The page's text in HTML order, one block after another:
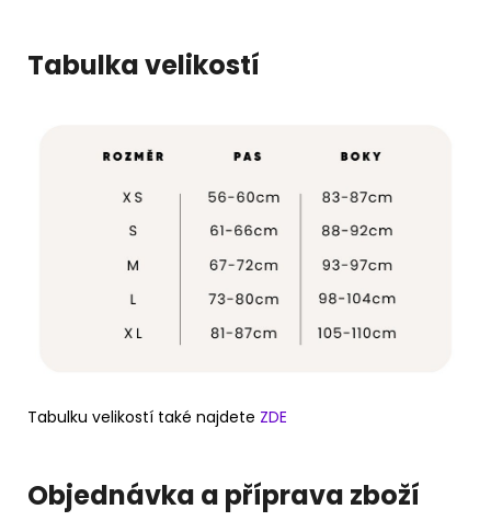
Tabulka velikostí
Tabulku velikostí také najdete ZDE
Objednávka a příprava zboží